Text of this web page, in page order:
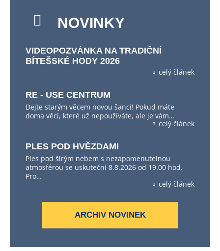
NOVINKY
VIDEOPOZVÁNKA NA TRADIČNÍ
BÍTEŠSKÉ HODY 2026
celý článek
RE - USE CENTRUM
Dejte starým věcem novou šanci! Pokud máte
doma věci, které už nepoužíváte, ale je vám…
celý článek
PLES POD HVĚZDAMI
Ples pod širým nebem s nezapomenutelnou
atmosférou se uskuteční 8.8.2026 od 19.00 hod.
Pro…
celý článek
ARCHIV NOVINEK